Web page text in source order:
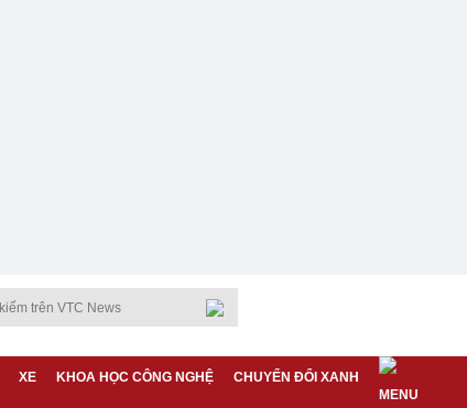
XE KHOA HỌC CÔNG NGHỆ CHUYỂN ĐỔI XANH